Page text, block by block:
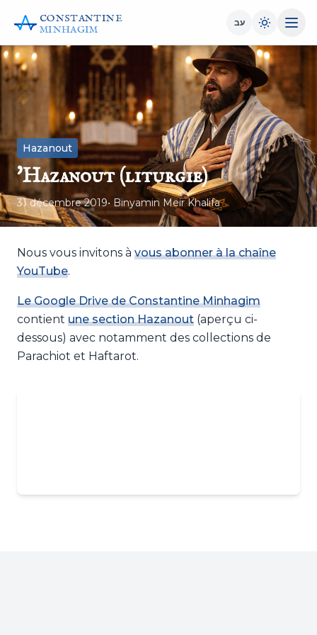
CONSTANTINE
MINHAGIM
עב
Hazanout
'Hazanout (liturgie)
31 décembre 2019• Binyamin Meir Khalifa
Nous vous invitons à vous abonner à la chaîne
YouTube.
Le Google Drive de Constantine Minhagim
contient une section Hazanout (aperçu ci-
dessous) avec notamment des collections de
Parachiot et Haftarot.